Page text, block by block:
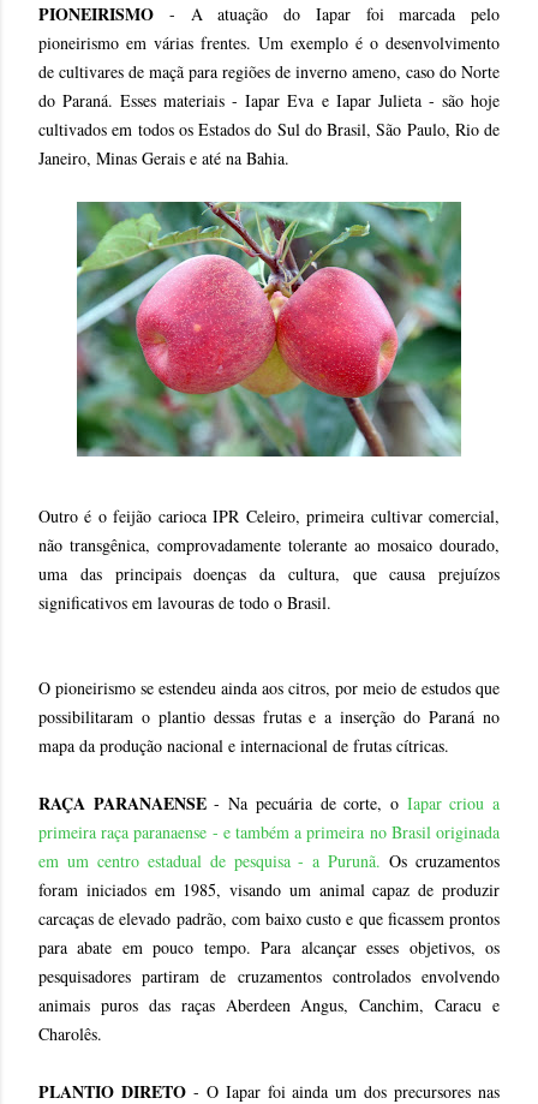
PIONEIRISMO - A atuação do Iapar foi marcada pelo
pioneirismo em várias frentes. Um exemplo é o desenvolvimento
de cultivares de maçã para regiões de inverno ameno, caso do Norte
do Paraná. Esses materiais - Iapar Eva e Iapar Julieta - são hoje
cultivados em todos os Estados do Sul do Brasil, São Paulo, Rio de
Janeiro, Minas Gerais e até na Bahia.
Outro é o feijão carioca IPR Celeiro, primeira cultivar comercial,
não transgênica, comprovadamente tolerante ao mosaico dourado,
uma das principais doenças da cultura, que causa prejuízos
significativos em lavouras de todo o Brasil.
O pioneirismo se estendeu ainda aos citros, por meio de estudos que
possibilitaram o plantio dessas frutas e a inserção do Paraná no
mapa da produção nacional e internacional de frutas cítricas.
RAÇA PARANAENSE- Na pecuária de corte, o Iapar criou a
primeira raça paranaense - e também a primeira no Brasil originada
em um centro estadual de pesquisa - a Purunã. Os cruzamentos
foram iniciados em 1985, visando um animal capaz de produzir
carcaças de elevado padrão, com baixo custo e que ficassem prontos
para abate em pouco tempo. Para alcançar esses objetivos, os
pesquisadores partiram de cruzamentos controlados envolvendo
animais puros das raças Aberdeen Angus, Canchim, Caracu e
Charolês.
PLANTIO DIRETO- O Iapar foi ainda um dos precursores nas